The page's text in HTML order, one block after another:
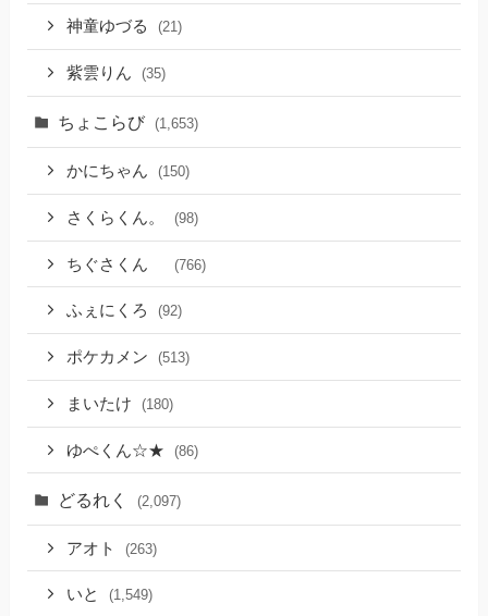
神童ゆづる (21)
紫雲りん (35)
ちょこらび (1,653)
かにちゃん (150)
さくらくん。 (98)
ちぐさくん (766)
ふぇにくろ (92)
ポケカメン (513)
まいたけ (180)
ゆぺくん☆★ (86)
どるれく (2,097)
アオト (263)
いと (1,549)